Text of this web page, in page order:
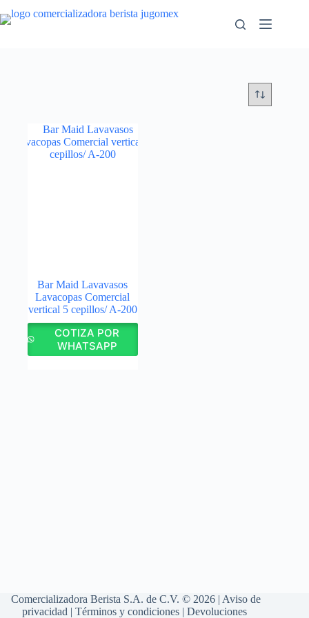
al
Bar Maid Lavavasos
Lavacopas Comercial
vertical 5 cepillos/ A-200
COTIZA POR
WHATSAPP
Comercializadora Berista S.A. de C.V. © 2026 | Aviso de
privacidad |Términos y condiciones |Devoluciones